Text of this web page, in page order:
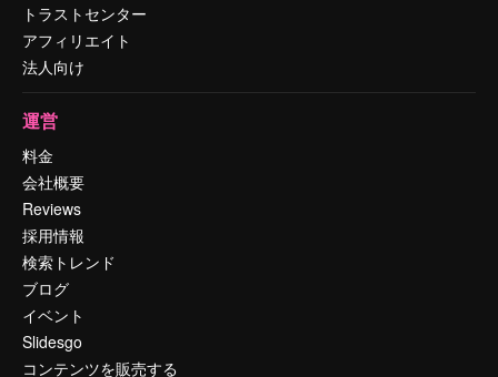
トラストセンター
アフィリエイト
法人向け
運営
料金
会社概要
Reviews
採用情報
検索トレンド
ブログ
イベント
Slidesgo
コンテンツを販売する